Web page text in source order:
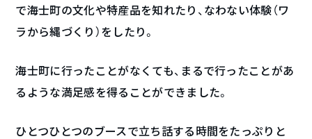
で海士町の文化や特産品を知れたり、なわない体験（ワ
ラから縄づくり）をしたり。
海士町に行ったことがなくても、まるで行ったことがあ
るような満足感を得ることができました。
ひとつひとつのブースで立ち話する時間をたっぷりと